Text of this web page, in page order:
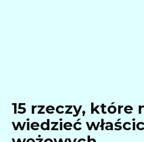
15 rzeczy, które
wiedzieć